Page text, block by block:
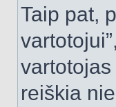
Taip pat,
reiškia